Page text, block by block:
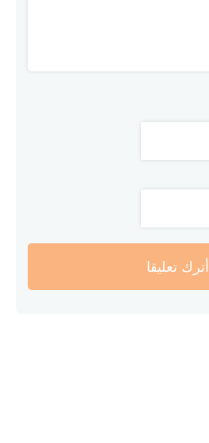
أترك تعليقا